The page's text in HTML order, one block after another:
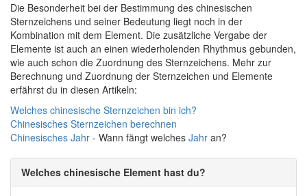
Die Besonderheit bei der Bestimmung des chinesischen
Sternzeichens und seiner Bedeutung liegt noch in der
Kombination mit dem Element. Die zusätzliche Vergabe der
Elemente ist auch an einen wiederholenden Rhythmus gebunden,
wie auch schon die Zuordnung des Sternzeichens. Mehr zur
Berechnung und Zuordnung der Sternzeichen und Elemente
erfährst du in diesen Artikeln:
Welches chinesische Sternzeichen bin ich?
Chinesisches Sternzeichen berechnen
Chinesisches Jahr - Wann fängt welches Jahr an?
Welches chinesische Element hast du?